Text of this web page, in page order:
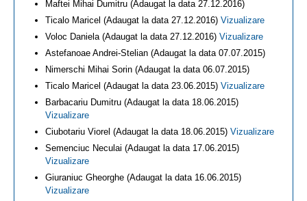
Maftei Mihai Dumitru (Adaugat la data 27.12.2016)
Ticalo Maricel (Adaugat la data 27.12.2016) Vizualizare
Voloc Daniela (Adaugat la data 27.12.2016) Vizualizare
Astefanoae Andrei-Stelian (Adaugat la data 07.07.2015)
Nimerschi Mihai Sorin (Adaugat la data 06.07.2015)
Ticalo Maricel (Adaugat la data 23.06.2015) Vizualizare
Barbacariu Dumitru (Adaugat la data 18.06.2015)
Vizualizare
Ciubotariu Viorel (Adaugat la data 18.06.2015) Vizualizare
Semenciuc Neculai (Adaugat la data 17.06.2015)
Vizualizare
Giuraniuc Gheorghe (Adaugat la data 16.06.2015)
Vizualizare